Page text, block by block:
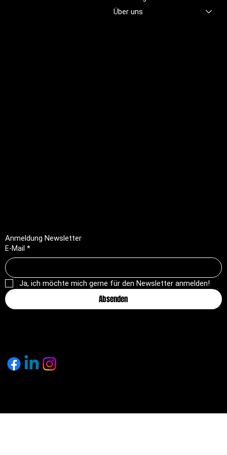
Über uns
Anmeldung Newsletter
E-Mail *
Ja, ich möchte mich gerne für den Newsletter anmelden!
Absenden